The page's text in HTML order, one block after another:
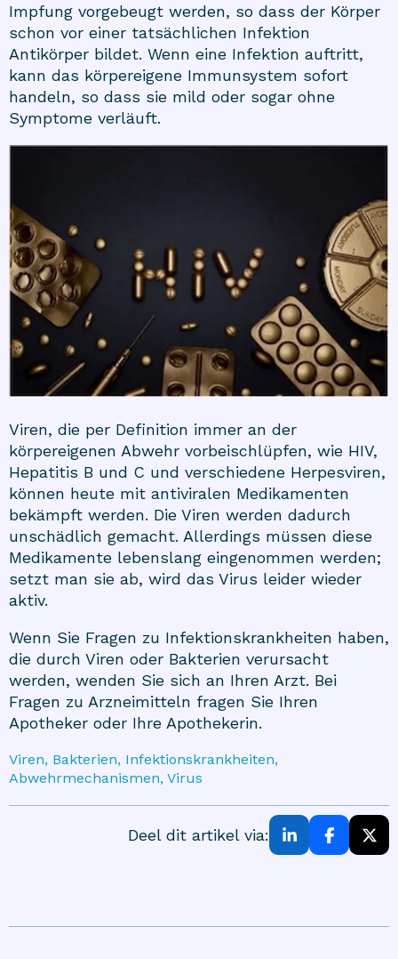
Impfung vorgebeugt werden, so dass der Körper
schon vor einer tatsächlichen Infektion
Antikörper bildet. Wenn eine Infektion auftritt,
kann das körpereigene Immunsystem sofort
handeln, so dass sie mild oder sogar ohne
Symptome verläuft.
Viren, die per Definition immer an der
körpereigenen Abwehr vorbeischlüpfen, wie HIV,
Hepatitis B und C und verschiedene Herpesviren,
können heute mit antiviralen Medikamenten
bekämpft werden. Die Viren werden dadurch
unschädlich gemacht. Allerdings müssen diese
Medikamente lebenslang eingenommen werden;
setzt man sie ab, wird das Virus leider wieder
aktiv.
Wenn Sie Fragen zu Infektionskrankheiten haben,
die durch Viren oder Bakterien verursacht
werden, wenden Sie sich an Ihren Arzt. Bei
Fragen zu Arzneimitteln fragen Sie Ihren
Apotheker oder Ihre Apothekerin.
Viren, Bakterien, Infektionskrankheiten,
Abwehrmechanismen, Virus
Deel dit artikel via: